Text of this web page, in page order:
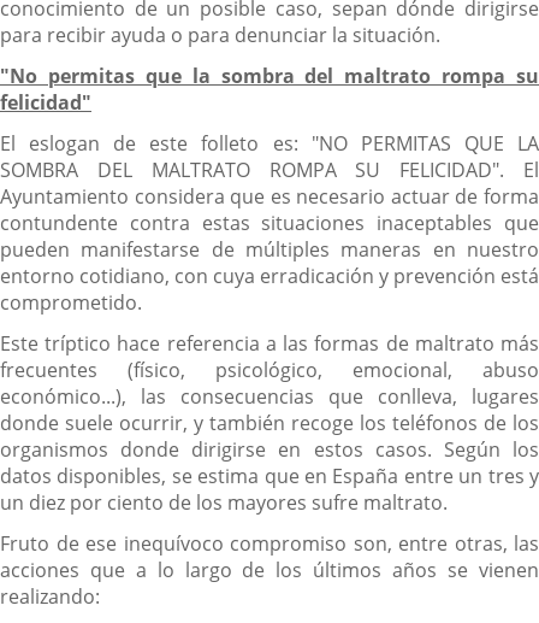
conocimiento de un posible caso, sepan dónde dirigirse
para recibir ayuda o para denunciar la situación.
"No permitas que la sombra del maltrato rompa su
felicidad"
El eslogan de este folleto es: "NO PERMITAS QUE LA
SOMBRA DEL MALTRATO ROMPA SU FELICIDAD". El
Ayuntamiento considera que es necesario actuar de forma
contundente contra estas situaciones inaceptables que
pueden manifestarse de múltiples maneras en nuestro
entorno cotidiano, con cuya erradicación y prevención está
comprometido.
Este tríptico hace referencia a las formas de maltrato más
frecuentes (físico, psicológico, emocional, abuso
económico...), las consecuencias que conlleva, lugares
donde suele ocurrir, y también recoge los teléfonos de los
organismos donde dirigirse en estos casos. Según los
datos disponibles, se estima que en España entre un tres y
un diez por ciento de los mayores sufre maltrato.
Fruto de ese inequívoco compromiso son, entre otras, las
acciones que a lo largo de los últimos años se vienen
realizando: